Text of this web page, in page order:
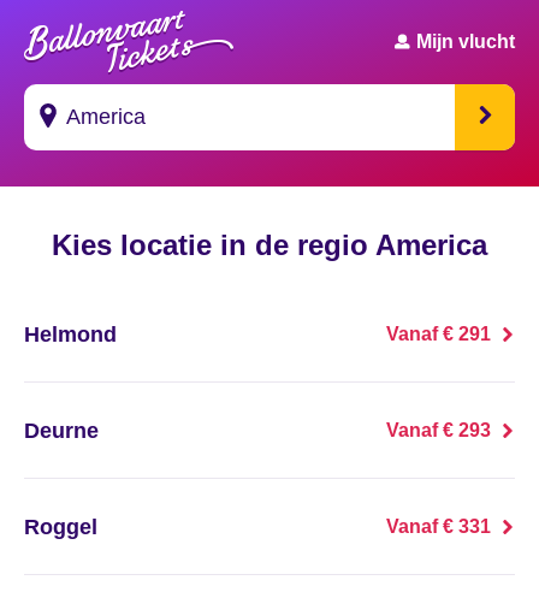
Mijn vlucht
Suggesties
's Gravendeel
's Gravenpolder
's Gravenzande
's Heer Abtskerke
Kies locatie in de regio America
Helmond Vanaf € 291
Deurne Vanaf € 293
Roggel Vanaf € 331